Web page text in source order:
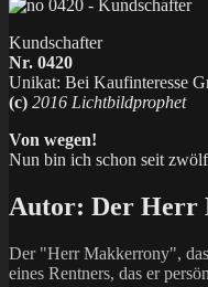
Kundschafter
Nr. 0420
Unikat: Bei Kaufinteresse
(c) 2016 Lichtbildprophet
Von wegen!
Nun bin ich schon seit
Autor: Der Herr
Der "Herr Makkerrony",
eines Rentners, das er